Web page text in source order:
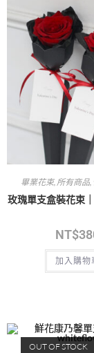
畢業花束,所有商品,
玫瑰單支盒裝花束
NT$
加入購物
OUT OF STOCK